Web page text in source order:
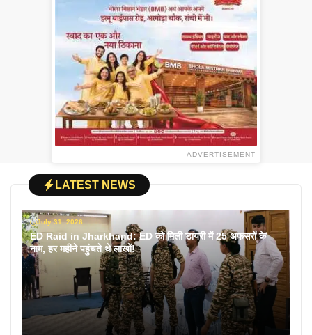
ADVERTISEMENT
LATEST NEWS
July 31, 2026
ED Raid in Jharkhand: ED को मिली डायरी में 25 अफसरों के
नाम, हर महीने पहुंचते थे लाखों!